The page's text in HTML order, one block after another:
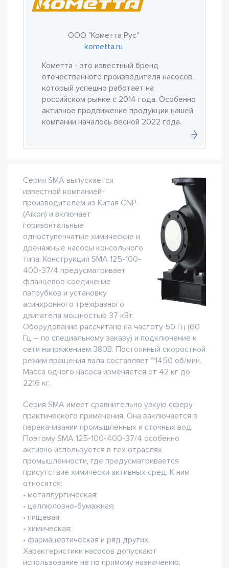
ООО "Кометта Рус"
kometta.ru
Кометта - это известный бренд
отечественного производителя насосов,
который успешно работает на
российском рынке с 2014 года. Особенно
активное продвижение продукции нашей
компании началось весной 2022 года.
Серия SMA выпускается
известной компанией-
производителем из Китая CNP
(Aikon) и включает
горизонтальные
одноступенчатые химические и
дренажные насосы консольного
типа. Конструкция SMA 125-100-
400-37/4 предусматривает
фланцевое соединение
патрубков и установку
асинхронного трехфазного
двигателя мощностью 37 кВт.
Оборудование рассчитано на частоту 50 Гц (60
Гц – по специальному заказу) и подключение к
сети напряжением 380В. Постоянный скоростной
режим вращения вала составляет ~1450 об/мин.
Масса одного насоса изменяется от 42 кг до
2216 кг.
Серия SMA имеет сравнительно узкую сферу
практического применения. Она заключается в
перекачивании промышленных и сточных вод.
Поэтому SMA 125-100-400-37/4 особенно
активно используется в тех отраслях
промышленности, где предусматривается
присутствие химически активных сред. К ним
относятся:
• металлургическая;
• целлюлозно-бумажная;
• пищевая;
• химическая;
• фармацевтическая и ряд других.
Характеристики насосов допускают
использование не по прямому назначению.